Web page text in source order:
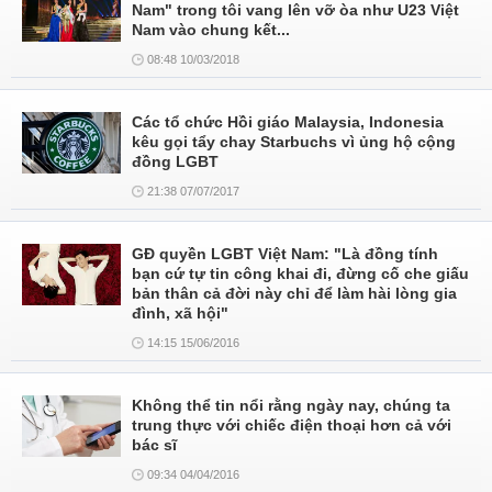
Nam" trong tôi vang lên vỡ òa như U23 Việt
Nam vào chung kết...
08:48 10/03/2018
Các tổ chức Hồi giáo Malaysia, Indonesia
kêu gọi tẩy chay Starbuchs vì ủng hộ cộng
đồng LGBT
21:38 07/07/2017
GĐ quyền LGBT Việt Nam: "Là đồng tính
bạn cứ tự tin công khai đi, đừng cố che giấu
bản thân cả đời này chỉ để làm hài lòng gia
đình, xã hội"
14:15 15/06/2016
Không thể tin nổi rằng ngày nay, chúng ta
trung thực với chiếc điện thoại hơn cả với
bác sĩ
09:34 04/04/2016